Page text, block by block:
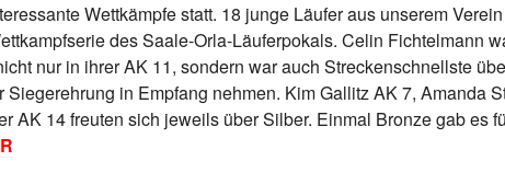
Wettkämpfe statt. 18 junge Läufer aus unserem
des Saale-Orla-Läuferpokals. Celin Fichtelmann
nur in ihrer AK 11, sondern war auch Streckenschnellste
in Empfang nehmen. Kim Gallitz AK 7, Amanda
AK 14 freuten sich jeweils über Silber. Einmal Bronze gab es